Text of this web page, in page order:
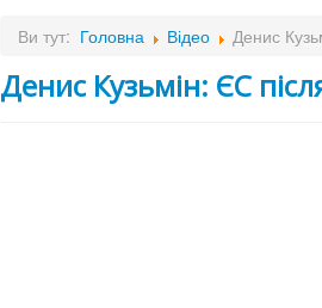
Ви тут: Головна Відео Денис
Денис Кузьмін: ЄС